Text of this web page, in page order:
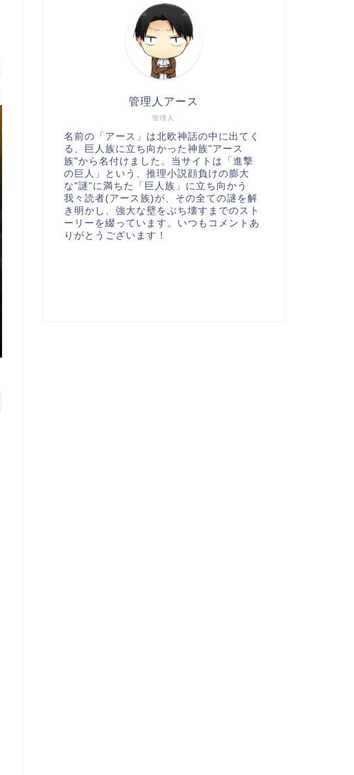
管理人
管理人アース
名前の「アース」は北欧神話の中に出てく
る、巨人族に立ち向かった神族"アース
族"から名付けました。当サイトは「進撃
の巨人」という、推理小説顔負けの膨大
な"謎"に満ちた「巨人族」に立ち向かう
我々読者(アース族)が、その全ての謎を解
き明かし、強大な壁をぶち壊すまでのスト
ーリーを綴っています。いつもコメントあ
りがとうございます！